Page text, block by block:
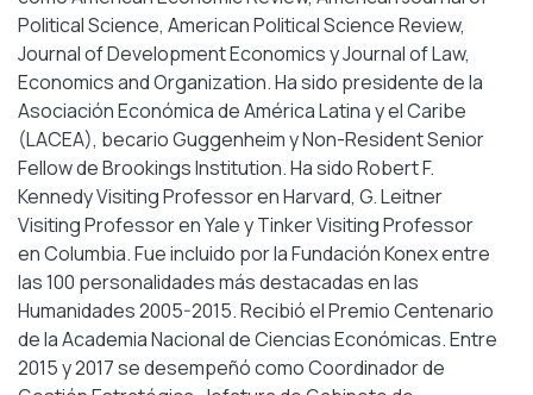
Political Science, American Political Science Review,
Journal of Development Economics y Journal of Law,
Economics and Organization. Ha sido presidente de la
Asociación Económica de América Latina y el Caribe
(LACEA), becario Guggenheim y Non-Resident Senior
Fellow de Brookings Institution. Ha sido Robert F.
Kennedy Visiting Professor en Harvard, G. Leitner
Visiting Professor en Yale y Tinker Visiting Professor
en Columbia. Fue incluido por la Fundación Konex entre
las 100 personalidades más destacadas en las
Humanidades 2005-2015. Recibió el Premio Centenario
de la Academia Nacional de Ciencias Económicas. Entre
2015 y 2017 se desempeñó como Coordinador de